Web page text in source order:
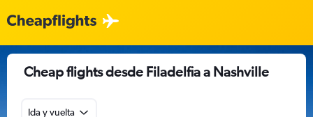
Cheap flights desde Filadelfia a Nashville
Ida y vuelta